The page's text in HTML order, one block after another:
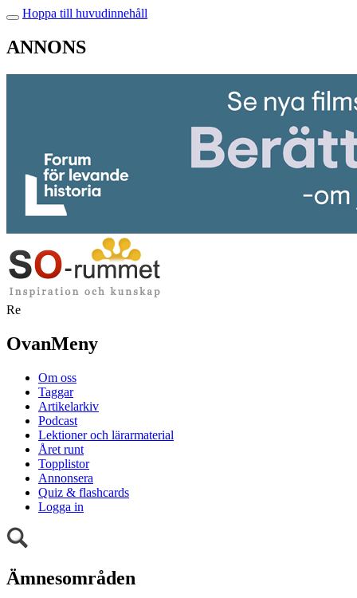
Hoppa till huvudinnehåll
ANNONS
Re
OvanMeny
Om oss
Taggar
Artikelarkiv
Podcast
Lektioner och lärarmaterial
Året runt
Topplistor
Annonsera
Quiz & flashcards
Logga in
Ämnesområden